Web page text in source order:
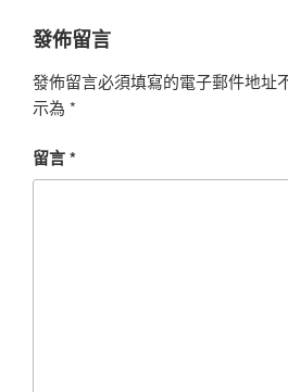
發佈留言
發佈留言必須填寫的電子郵件地址
示為 *
留言*